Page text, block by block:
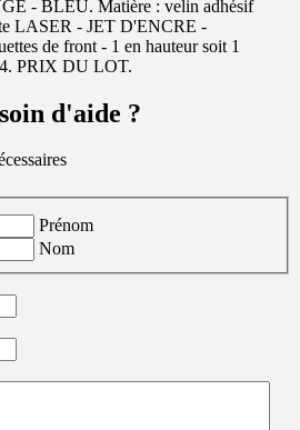
- BLEU. Matière : velin adhésif
LASER - JET D'ENCRE -
de front - 1 en hauteur soit 1
PRIX DU LOT.
d'aide ?
Prénom
Nom